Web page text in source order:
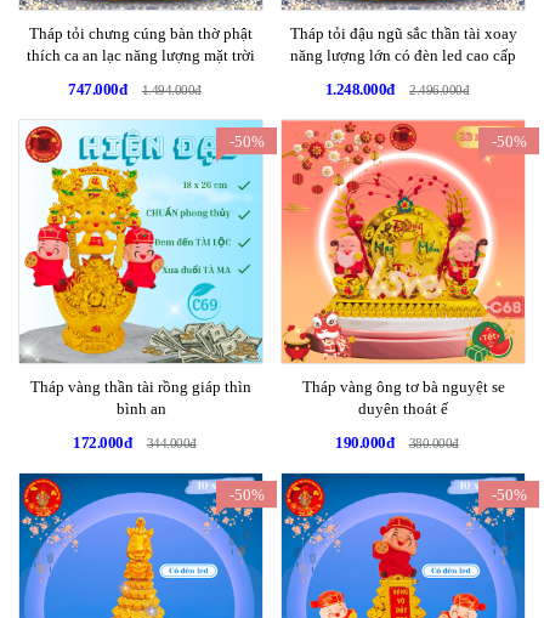
Tháp tỏi chưng cúng bàn thờ phật
thích ca an lạc năng lượng mặt trời
747.000đ
1.494.000đ
Tháp tỏi đậu ngũ sắc thần tài xoay
năng lượng lớn có đèn led cao cấp
1.248.000đ
2.496.000đ
-50%
Tháp vàng thần tài rồng giáp thìn
bình an
172.000đ
344.000đ
-50%
Tháp vàng ông tơ bà nguyệt se
duyên thoát ế
190.000đ
380.000đ
-50% -50%